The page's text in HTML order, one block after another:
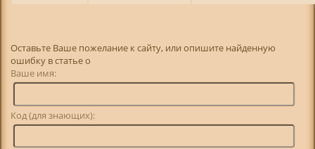
Оставьте Ваше пожелание к сайту, или опишите найденную
ошибку в статье о
Ваше имя:
Код (для знающих):